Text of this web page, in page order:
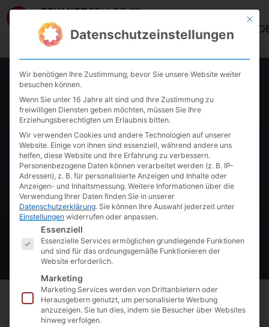
AKADEMIE, KURS PAGE
KI-
Umsetzungskurs
Kurs-Details anzeigen
Thorsten
Mit
Datenschutzeinstellungen
Wir benötigen Ihre Zustimmung, bevor Sie unsere Website weiter
besuchen können.
Wenn Sie unter 16 Jahre alt sind und Ihre Zustimmung zu
freiwilligen Diensten geben möchten, müssen Sie Ihre
Erziehungsberechtigten um Erlaubnis bitten.
Wir verwenden Cookies und andere Technologien auf unserer
Website. Einige von ihnen sind essenziell, während andere uns
helfen, diese Website und Ihre Erfahrung zu verbessern.
Personenbezogene Daten können verarbeitet werden (z. B. IP-
Adressen), z. B. für personalisierte Anzeigen und Inhalte oder
Anzeigen- und Inhaltsmessung. Weitere Informationen über die
Verwendung Ihrer Daten finden Sie in unserer
Datenschutzerklärung. Sie können Ihre Auswahl jederzeit unter
Einstellungen widerrufen oder anpassen.
Es folgt eine Liste der Service-Gruppen,
Essenziell
Essenzielle Services ermöglichen grundlegende Funktionen
und sind für das ordnungsgemäße Funktionieren der
Website erforderlich.
Marketing
Marketing Services werden von Drittanbietern oder
Herausgebern genutzt, um personalisierte Werbung
anzuzeigen. Sie tun dies, indem sie Besucher über Websites
hinweg verfolgen.